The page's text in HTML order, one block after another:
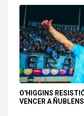
O'HIGGINS
VENCER A